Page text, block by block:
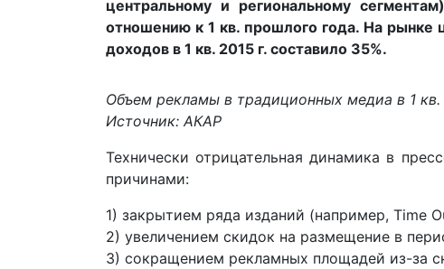
центральному и региональному
отношению к 1 кв. прошлого года. На
доходов в 1 кв. 2015 г. составило 35%.
Объем рекламы в традиционных медиа в 1
Источник: АКАР
Технически отрицательная динамика в
причинами:
1) закрытием ряда изданий (например, Time
2) увеличением скидок на размещение в
3) сокращением рекламных площадей из-за